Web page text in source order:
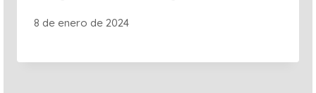
8 de enero de 2024